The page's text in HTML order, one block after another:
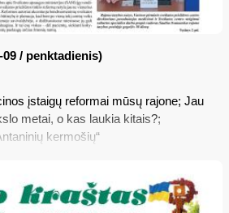
09 / penktadienis)
įstaigų reformai mūsų rajone; Jau
metai, o kas laukia kitais?;
kermošių“